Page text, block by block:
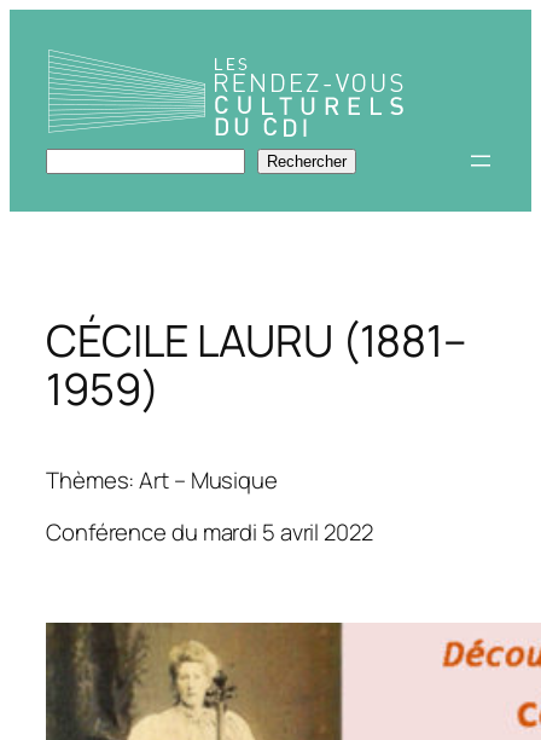
contenu
Rechercher Rechercher
CÉCILE LAURU (1881–
1959)
Thèmes: Art – Musique
Conférence du mardi 5 avril 2022